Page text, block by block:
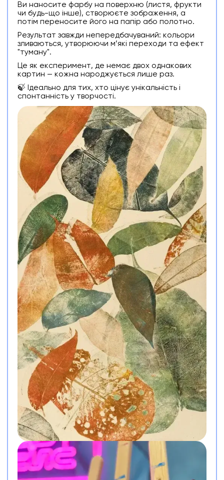
Ви наносите фарбу на поверхню (листя, фрукти
чи будь-що інше), створюєте зображення, а
потім переносите його на папір або полотно.
Результат завжди непередбачуваний: кольори
зливаються, утворюючи м’які переходи та ефект
"туману".
Це як експеримент, де немає двох однакових
картин — кожна народжується лише раз.
🍃 Ідеально для тих, хто цінує унікальність і
спонтанність у творчості.